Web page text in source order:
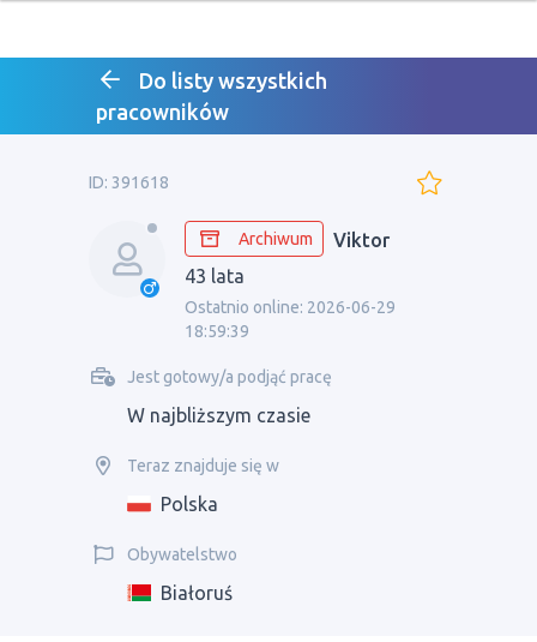
Do listy wszystkich
pracowników
ID: 391618
Archiwum
Viktor
43 lata
Ostatnio online: 2026-06-29
18:59:39
Jest gotowy/a podjąć pracę
W najbliższym czasie
Teraz znajduje się w
Polska
Obywatelstwo
Białoruś